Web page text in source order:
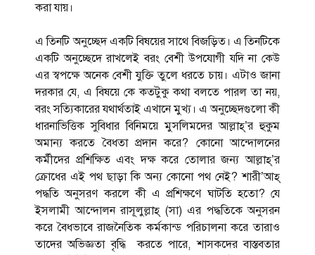
করা যায়।
এ তিনটি অনুচ্ছেদ একটি বিষয়ের সাথে বিজড়িত। এ তিনটিকে
একটি অনুচ্ছেদে রাখলেই বরং বেশী উপযোগী যদি না কেউ
এর স্বপক্ষে অনেক বেশী যুক্তি তুলে ধরতে চায়। এটাও জানা
দরকার যে, এ বিষয়ে কে কতটুকু কথা বলতে পারল তা নয়,
বরং সত্যিকারের যথার্থতাই এখানে মুখ্য। এ অনুচ্ছেদগুলো কী
ধারনাভিত্তিক সুবিধার বিনিময়ে মুসলিমদের আল্লাহ্’র হুকুম
অমান্য করতে বৈধতা প্রদান করে? কোনো আন্দোলনের
কর্মীদের প্রশিক্ষিত এবং দক্ষ করে তোলার জন্য আল্লাহ্’র
ক্রোধের এই পথ ছাড়া কি অন্য কোনো পথ নেই? শারী’আহ্
পদ্ধতি অনুসরণ করলে কী এ প্রশিক্ষণে ঘাটতি হতো? যে
ইসলামী আন্দোলন রাসূলুল্লাহ্ (সা) এর পদ্ধতিকে অনুসরন
করে বৈধভাবে রাজনৈতিক কর্মকান্ড পরিচালনা করে তারাও
তাদের অভিজ্ঞতা বৃদ্ধি করতে পারে, শাসকদের বাস্তবতার